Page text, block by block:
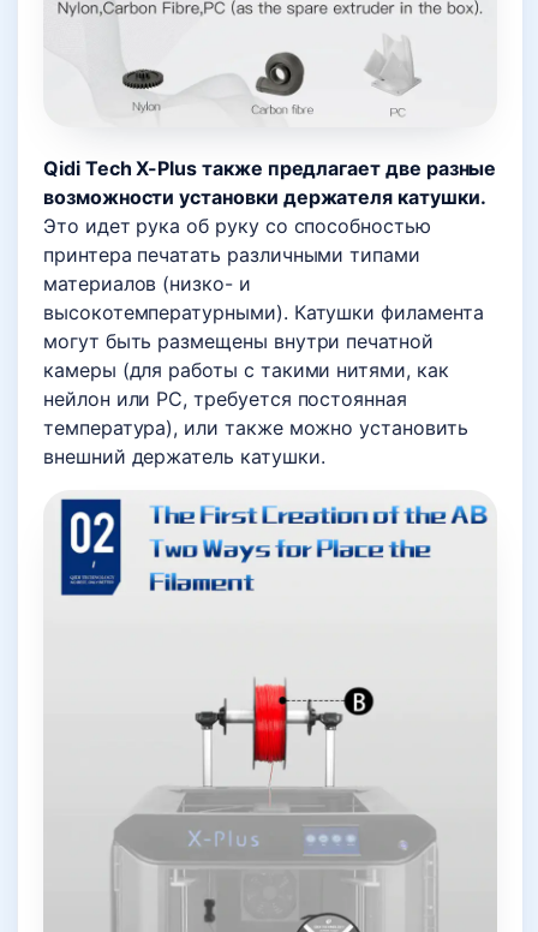
Qidi Tech X-Plus также предлагает две разные
возможности установки держателя катушки.
Это идет рука об руку со способностью
принтера печатать различными типами
материалов (низко- и
высокотемпературными). Катушки филамента
могут быть размещены внутри печатной
камеры (для работы с такими нитями, как
нейлон или PC, требуется постоянная
температура), или также можно установить
внешний держатель катушки.